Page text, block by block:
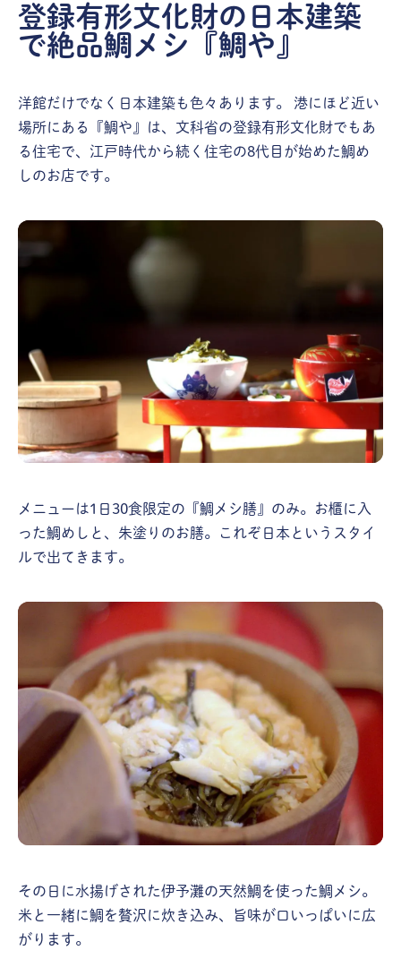
登録有形文化財の日本建築
で絶品鯛メシ『鯛や』
洋館だけでなく日本建築も色々あります。 港にほど近い
場所にある『鯛や』は、文科省の登録有形文化財でもあ
る住宅で、江戸時代から続く住宅の8代目が始めた鯛め
しのお店です。
メニューは1日30食限定の『鯛メシ膳』のみ。お櫃に入
った鯛めしと、朱塗りのお膳。これぞ日本というスタイ
ルで出てきます。
その日に水揚げされた伊予灘の天然鯛を使った鯛メシ。
米と一緒に鯛を贅沢に炊き込み、旨味が口いっぱいに広
がります。